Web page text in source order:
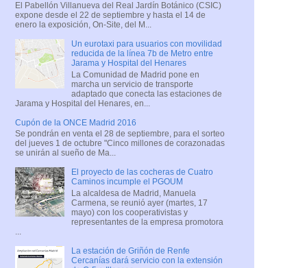
El Pabellón Villanueva del Real Jardín Botánico (CSIC)
expone desde el 22 de septiembre y hasta el 14 de
enero la exposición, On-Site, del M...
Un eurotaxi para usuarios con movilidad
reducida de la línea 7b de Metro entre
Jarama y Hospital del Henares
La Comunidad de Madrid pone en
marcha un servicio de transporte
adaptado que conecta las estaciones de
Jarama y Hospital del Henares, en...
Cupón de la ONCE Madrid 2016
Se pondrán en venta el 28 de septiembre, para el sorteo
del jueves 1 de octubre "Cinco millones de corazonadas
se unirán al sueño de Ma...
El proyecto de las cocheras de Cuatro
Caminos incumple el PGOUM
La alcaldesa de Madrid, Manuela
Carmena, se reunió ayer (martes, 17
mayo) con los cooperativistas y
representantes de la empresa promotora
La estación de Griñón de Renfe
Cercanías dará servicio con la extensión